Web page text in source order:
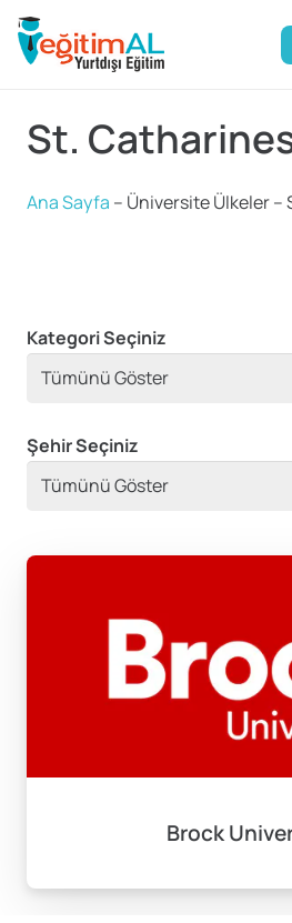
St.
Ana Sayfa – Üniversite Ülkeler–
Kategori Seçiniz
Şehir Seçiniz
Brock